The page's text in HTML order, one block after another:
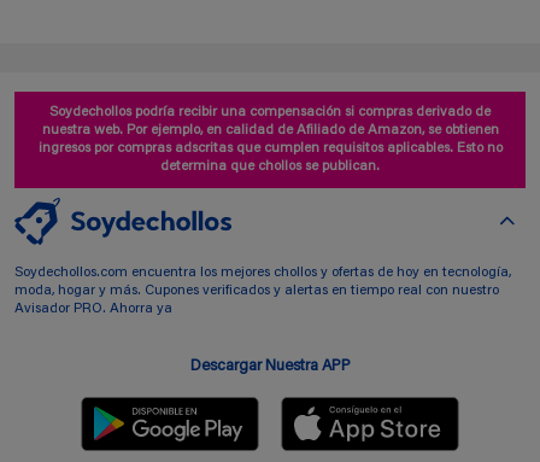
Soydechollos podría recibir una compensación si compras derivado de
nuestra web. Por ejemplo, en calidad de Afiliado de Amazon, se obtienen
ingresos por compras adscritas que cumplen requisitos aplicables. Esto no
determina que chollos se publican.
Soydechollos.com encuentra los mejores chollos y ofertas de hoy en tecnología,
moda, hogar y más. Cupones verificados y alertas en tiempo real con nuestro
Avisador PRO. Ahorra ya
Descargar Nuestra APP